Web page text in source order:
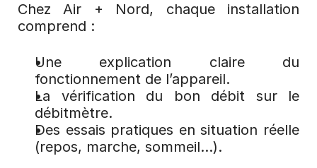
Chez Air + Nord, chaque installation
comprend :
Une explication claire du
fonctionnement de l’appareil.
La vérification du bon débit sur le
débitmètre.
Des essais pratiques en situation réelle
(repos, marche, sommeil…).